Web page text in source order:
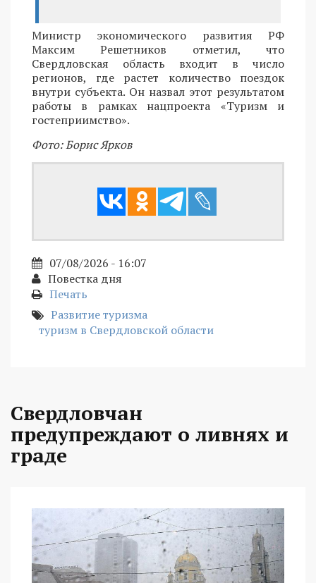
Министр экономического развития РФ
Максим Решетников отметил, что
Свердловская область входит в число
регионов, где растет количество поездок
внутри субъекта. Он назвал этот результатом
работы в рамках нацпроекта «Туризм и
гостеприимство».
Фото: Борис Ярков
07/08/2026 - 16:07
Повестка дня
Печать
Развитие туризма
туризм в Свердловской области
Свердловчан
предупреждают о ливнях и
граде